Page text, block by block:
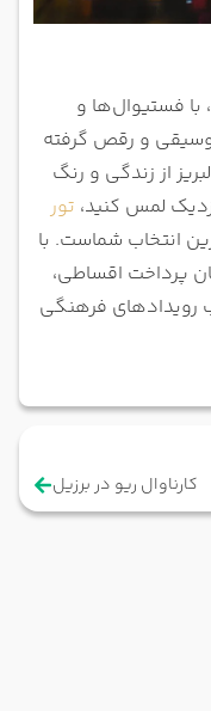
فستیوال‌ها و
و رقص گرفته
از زندگی و رنگ
لمس کنید، تور
انتخاب شماست. با
پرداخت اقساطی،
رویدادهای فرهنگی
کارناوال ریو در برزیل